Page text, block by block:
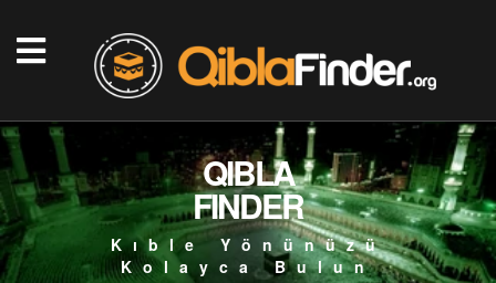
QIBLA
FINDER
Kıble Yönünüzü
Kolayca Bulun